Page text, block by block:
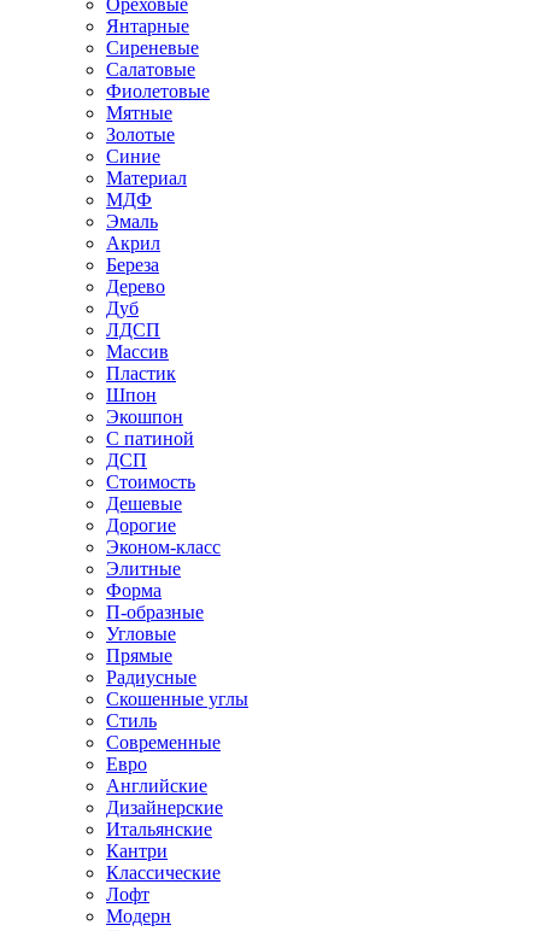
Ореховые
Янтарные
Сиреневые
Салатовые
Фиолетовые
Мятные
Золотые
Синие
Материал
МДФ
Эмаль
Акрил
Береза
Дерево
Дуб
ЛДСП
Массив
Пластик
Шпон
Экошпон
С патиной
ДСП
Стоимость
Дешевые
Дорогие
Эконом-класс
Элитные
Форма
П-образные
Угловые
Прямые
Радиусные
Скошенные углы
Стиль
Современные
Евро
Английские
Дизайнерские
Итальянские
Кантри
Классические
Лофт
Модерн